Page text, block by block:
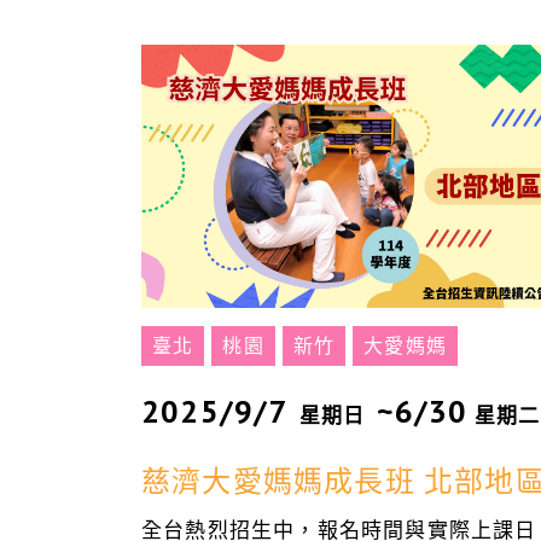
臺北 桃園 新竹 大愛媽媽
2025/9/7 星期日 ~6/30 星期二
慈濟大愛媽媽成長班 北部地
全台熱烈招生中，報名時間與實際上課日